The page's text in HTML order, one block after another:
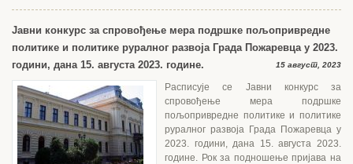
Одлука) и Правилника о суфинансирању мера енергетске санације...
Јавни конкурс за спровођење мера подршке пољопривредне
политике и политике руралног развоја Града Пожаревца у 2023.
години, дана 15. августа 2023. године.
15 август, 2023
Расписује се Јавни конкурс за
спровођење мера подршке
пољопривредне политике и политике
руралног развоја Града Пожаревца у
2023. години, дана 15. августа 2023.
године. Рок за подношење пријава на